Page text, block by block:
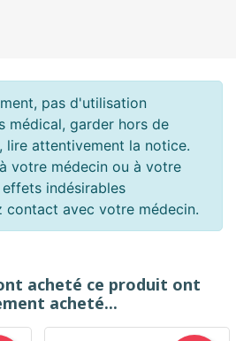
pas d'utilisation
médical, garder hors de
lire attentivement la notice.
votre médecin ou à votre
effets indésirables
contact avec votre médecin.
acheté ce produit ont
acheté...